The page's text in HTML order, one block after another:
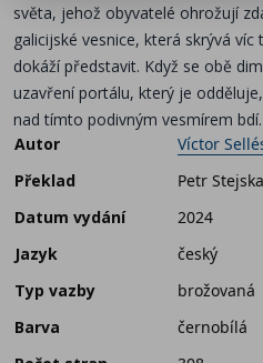
světa, jehož obyvatelé ohrožují
galicijské vesnice, která skrývá
dokáží představit. Když se obě
uzavření portálu, který je
nad tímto podivným vesmírem bdí.
Autor
Víctor
Překlad
Petr
Datum vydání
2024
Jazyk
český
Typ vazby
brožovaná
Barva
černobílá